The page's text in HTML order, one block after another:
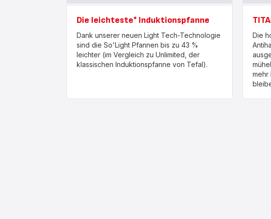
Die leichteste* Induktionspfanne
Dank unserer neuen Light Tech-Technologie
sind die So'Light Pfannen bis zu 43 %
leichter (im Vergleich zu Unlimited, der
klassischen Induktionspfanne von Tefal).
Die
mehr